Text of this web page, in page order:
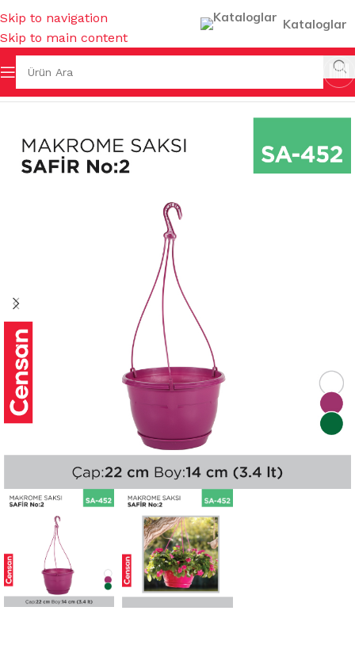
Skip to navigation
Skip to main content
Kataloglar
Ana Sayfa